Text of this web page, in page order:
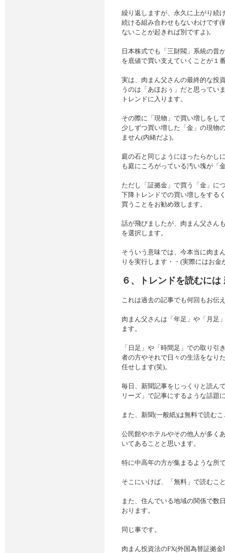
繰り返しますが、永久に上がり続
続ける組み合わせもないわけです
ないことが起きれば別ですよ)。
日本株式でも「三財閥」系統の昔
を底値で買い支えていくことが１
実は、肉まん父さんの最終的な投
うのは「あほおぅ」だと思ってい
トレンドに入ります。
その際に「現物」で買い増しをし
少しずつ買い増した「金」の現物
ません(内緒だよ)。
庭の石と同じようにほったらかし
も庭にころがっている汚い塊が「
ただし「証拠金」で買う「金」に
下降トレンドでの買い増しをする
買うことをお勧め致します。
話が飛びましたが、肉まん父さん
を選択します。
そういう意味では、今本当に肉ま
りを実行します・・(実際にはお
６、トレンドを読むに
これは過去の記事でも何回もお伝
肉まん父さんは「年足」や「月足
ます。
「日足」や「時間足」での取り引
者の方やそれで日々の生活をなり
任せします(笑)。
毎日、新聞記事をじっくりと読ん
リーズ」で記事にするような話題
また、新聞(一般紙)は無料で読む
公民館やホテルやその他人が多く
いてあることと思います。
特に中高年の方が集まるような所
そこにいけば、「無料」で読むこ
また、住んでいる地域の関係で数
おります。
同じ事です。
肉まん投資法のFX(外国為替証拠